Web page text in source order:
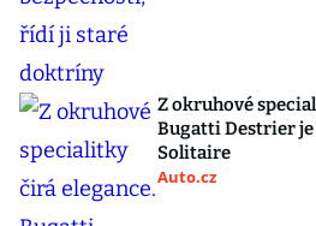
Z okruhové
Bugatti Destrier
Solitaire
Auto.cz